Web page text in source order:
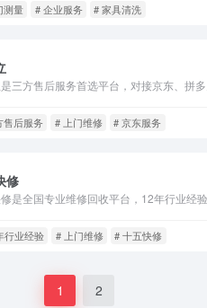
测量 # 企业服务 # 家具清洗
售后服务 # 上门维修 # 京东服务
修
行业经验 # 上门维修 # 十五快修
1 2